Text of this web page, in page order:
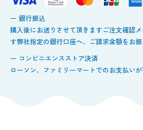
ー 銀行振込
購入後にお送りさせて頂きますご注文確認
す弊社指定の銀行口座へ、ご請求金額をお振
ー コンビニエンスストア決済
ローソン、ファミリーマートでのお支払いが